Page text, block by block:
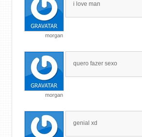
morgan
i love man
morgan
quero fazer sexo
genial xd